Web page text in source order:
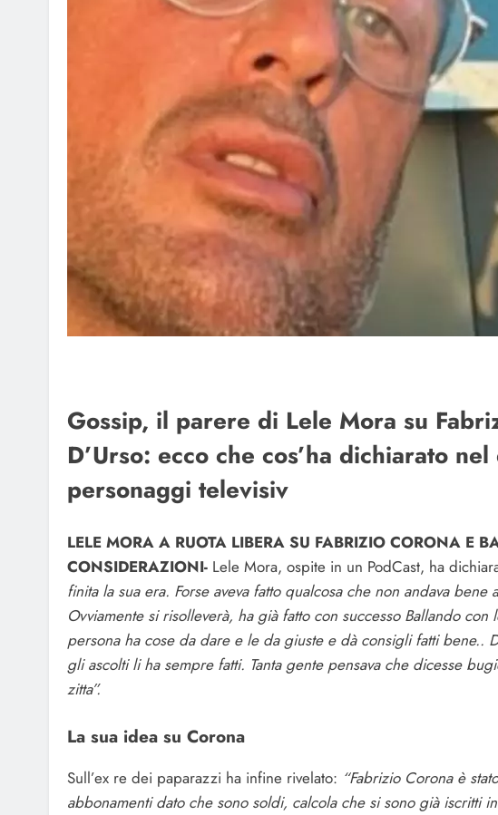
Gossip, il parere di Lele Mora su
D’Urso: ecco che cos’ha dichiarato
personaggi televisiv
LELE MORA A RUOTA LIBERA SU FABRIZIO CORONA E
CONSIDERAZIONI- Lele Mora, ospite in un PodCast, ha
finita la sua era. Forse aveva fatto qualcosa che non andava
Ovviamente si risolleverà, ha già fatto con successo Ballando
persona ha cose da dare e le da giuste e dà consigli fatti
gli ascolti li ha sempre fatti. Tanta gente pensava che dicesse
zitta”.
La sua idea su Corona
Sull’ex re dei paparazzi ha infine rivelato: “Fabrizio Corona è
abbonamenti dato che sono soldi, calcola che si sono già iscritti